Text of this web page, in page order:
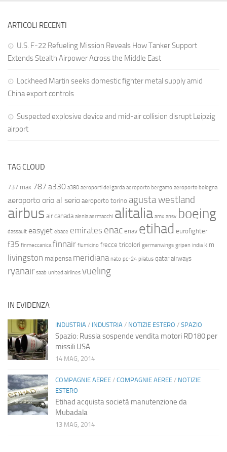
ARTICOLI RECENTI
U.S. F-22 Refueling Mission Reveals How Tanker Support
Extends Stealth Airpower Across the Middle East
Lockheed Martin seeks domestic fighter metal supply amid
China export controls
Suspected explosive device and mid-air collision disrupt Leipzig
airport
TAG CLOUD
737 max 787 a330 a380 aeroporti del garda aeroporto bergamo aeroporto bologna
aeroporto orio al serio aeroporto torino agusta westland
airbus air canada alenia aermacchi alitalia amx ansv boeing
dassault easyjet ebace emirates enac enav etihad eurofighter
f35 finmeccanica finnair fiumicino frecce tricolori germanwings gripen india klm
livingston malpensa meridiana nato pc-24 pilatus qatar airways
ryanair saab united airlines vueling
IN EVIDENZA
INDUSTRIA / INDUSTRIA / NOTIZIE ESTERO / SPAZIO
Spazio: Russia sospende vendita motori RD180 per
missili USA
14 MAG, 2014
COMPAGNIE AEREE / COMPAGNIE AEREE / NOTIZIE
ESTERO
Etihad acquista società manutenzione da
Mubadala
13 MAG, 2014